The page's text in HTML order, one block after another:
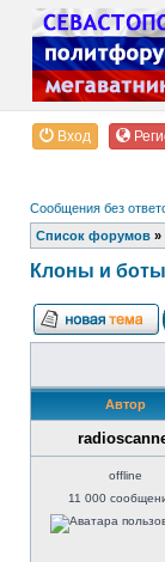
Вход
Сообщения без
Список форумов »
Клоны и
Автор
offline
11 000